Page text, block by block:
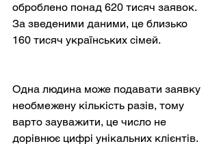
оброблено понад 620 тисяч заявок.
За зведеними даними, це близько
160 тисяч українських сімей.
Одна людина може подавати заявку
необмежену кількість разів, тому
варто зауважити, це число не
дорівнює цифрі унікальних клієнтів.